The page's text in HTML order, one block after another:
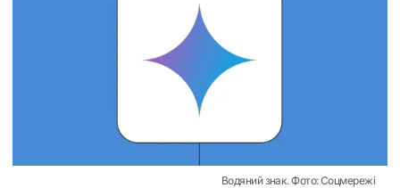
Водяний знак. Фото: Соцмережі